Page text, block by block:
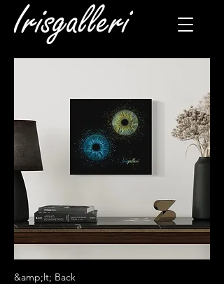
&amp;lt; Back